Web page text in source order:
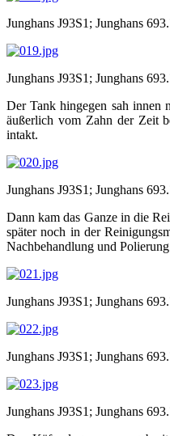
Junghans J93S1; Junghans
Junghans J93S1; Junghans
Der Tank hingegen sah innen
äußerlich vom Zahn der Zeit
intakt.
Junghans J93S1; Junghans
Dann kam das Ganze in die
später noch in der
Nachbehandlung und
Junghans J93S1; Junghans
Junghans J93S1; Junghans
Junghans J93S1; Junghans